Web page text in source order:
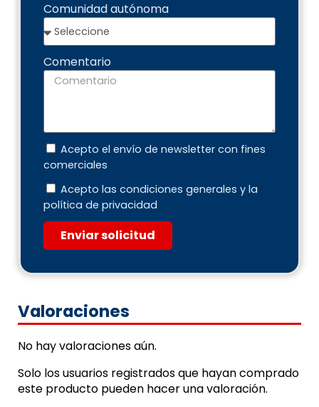
Comunidad autónoma
Comentario
Acepto el envío de newsletter con fines
comerciales
Acepto las condiciones generales y la
política de privacidad
Enviar solicitud
Valoraciones
No hay valoraciones aún.
Solo los usuarios registrados que hayan comprado
este producto pueden hacer una valoración.